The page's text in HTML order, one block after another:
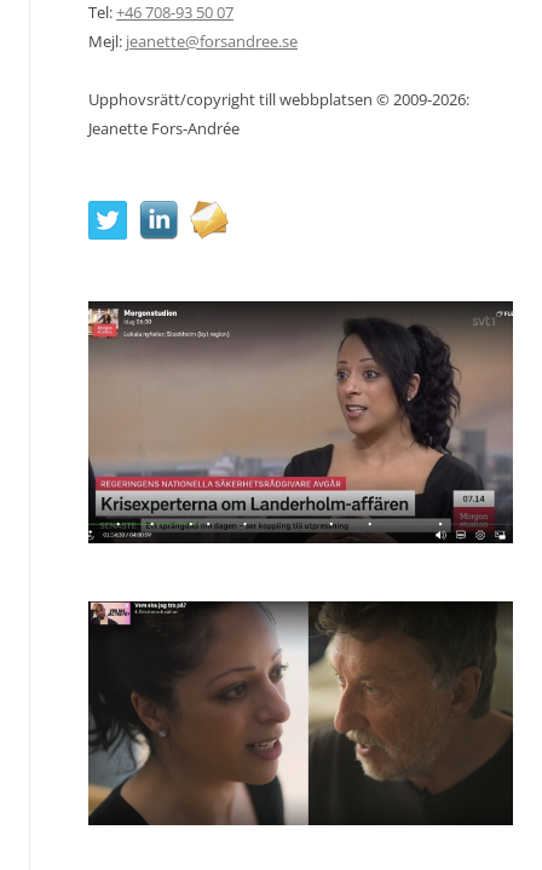
Tel:+46 708-93 50 07
Mejl: jeanette@forsandree.se
Upphovsrätt/copyright till webbplatsen © 2009-2026:
Jeanette Fors-Andrée